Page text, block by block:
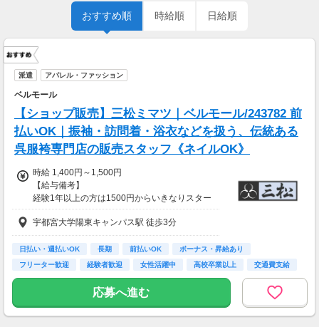
おすすめ順 時給順 日給順
派遣 アパレル・ファッション
ベルモール
【ショップ販売】三松ミマツ｜ベルモール/243782 前
払いOK｜振袖・訪問着・浴衣などを扱う、伝統ある
呉服袴専門店の販売スタッフ《ネイルOK》
時給 1,400円～1,500円
【給与備考】
経験1年以上の方は1500円からいきなりスター
ト！経験1年未満の方も就業1年後には必ず150
0円に昇給します！
◆月収例
22万円～23万6千円＋残業手当
6割のスタッフが利用中！働いた給料の一部を
最短即時支払い。
利用料・振込手数料はすべて無料。
宇都宮大学陽東キャンパス駅 徒歩3分
日払い・週払いOK 長期 前払いOK
ボーナス・昇給あり
フリーター歓迎
経験者歓迎 女性活躍中 高校卒業以上 交通費支給
応募へ進む